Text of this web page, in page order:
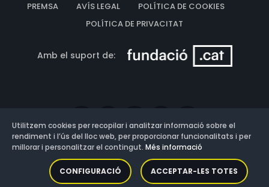
PREMSA
AVÍS LEGAL
POLÍTICA DE COOKIES
POLÍTICA DE PRIVACITAT
Amb el suport de:
Versió: 3.13.0.202607011342
Utilitzem cookies per recopilar i analitzar informació sobre el
rendiment i l’ús del lloc web, per proporcionar funcionalitats i per
millorar i personalitzar el contingut. Més informació
CONFIGURACIÓ ACCEPTAR-LES TOTES